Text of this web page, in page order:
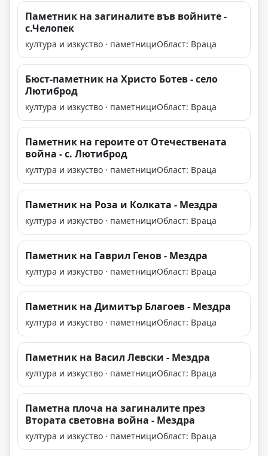
Паметник на загиналите във войните -
с.Челопек
култура и изкуство · паметнициОбласт: Враца
Бюст-паметник на Христо Ботев - село
Лютиброд
култура и изкуство · паметнициОбласт: Враца
Паметник на героите от Отечествената
война - с. Лютиброд
култура и изкуство · паметнициОбласт: Враца
Паметник на Роза и Колката - Мездра
култура и изкуство · паметнициОбласт: Враца
Паметник на Гаврил Генов - Мездра
култура и изкуство · паметнициОбласт: Враца
Паметник на Димитър Благоев - Мездра
култура и изкуство · паметнициОбласт: Враца
Паметник на Васил Левски - Мездра
култура и изкуство · паметнициОбласт: Враца
Паметна плоча на загиналите през
Втората световна война - Мездра
култура и изкуство · паметнициОбласт: Враца